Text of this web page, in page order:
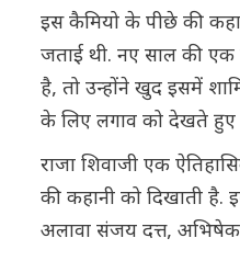
इस कैमियो के पीछे की
जताई थी. नए साल की एक
है, तो उन्होंने खुद इसमें
के लिए लगाव को देखते हुए
राजा शिवाजी एक
की कहानी को दिखाती
अलावा संजय दत्त, अभिषेक